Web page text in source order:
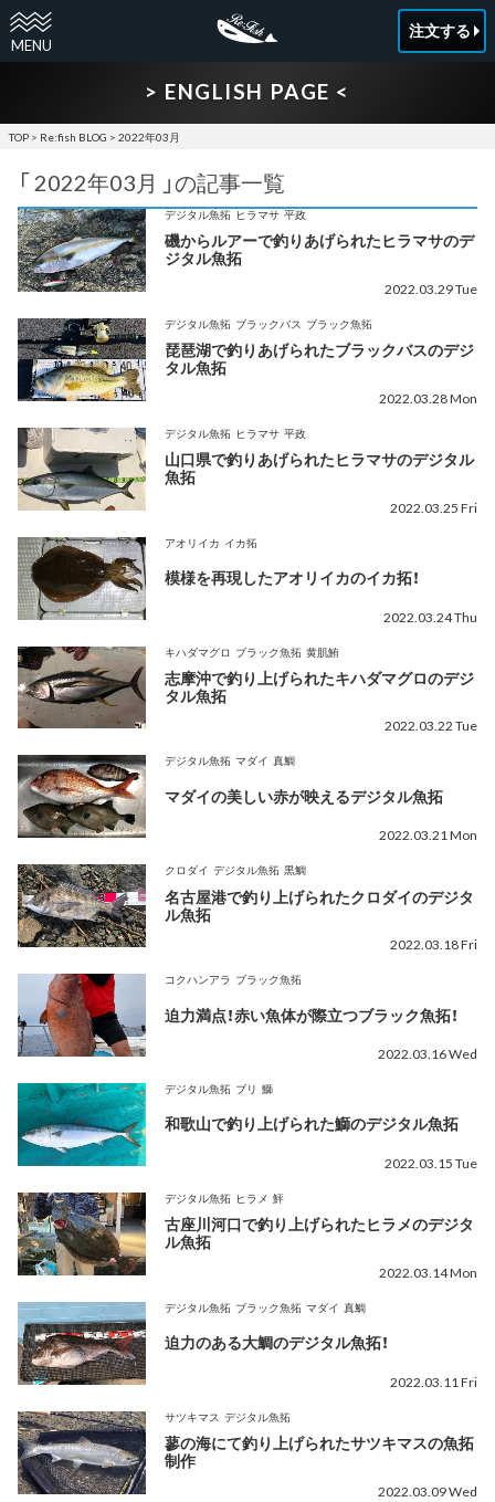
注文する
> ENGLISH PAGE <
TOP > Re:fish BLOG > 2022年03月
「 2022年03月 」の記事一覧
デジタル魚拓 ヒラマサ 平政
磯からルアーで釣りあげられたヒラマサのデ
ジタル魚拓
2022.03.29 Tue
デジタル魚拓 ブラックバス ブラック魚拓
琵琶湖で釣りあげられたブラックバスのデジ
タル魚拓
2022.03.28 Mon
デジタル魚拓 ヒラマサ 平政
山口県で釣りあげられたヒラマサのデジタル
魚拓
2022.03.25 Fri
アオリイカ イカ拓
模様を再現したアオリイカのイカ拓！
2022.03.24 Thu
キハダマグロ ブラック魚拓 黄肌鮪
志摩沖で釣り上げられたキハダマグロのデジ
タル魚拓
2022.03.22 Tue
デジタル魚拓 マダイ 真鯛
マダイの美しい赤が映えるデジタル魚拓
2022.03.21 Mon
クロダイ デジタル魚拓 黒鯛
名古屋港で釣り上げられたクロダイのデジタ
ル魚拓
2022.03.18 Fri
コクハンアラ ブラック魚拓
迫力満点！赤い魚体が際立つブラック魚拓！
2022.03.16 Wed
デジタル魚拓 ブリ 鰤
和歌山で釣り上げられた鰤のデジタル魚拓
2022.03.15 Tue
デジタル魚拓 ヒラメ 鮃
古座川河口で釣り上げられたヒラメのデジタ
ル魚拓
2022.03.14 Mon
デジタル魚拓 ブラック魚拓 マダイ 真鯛
迫力のある大鯛のデジタル魚拓！
2022.03.11 Fri
サツキマス デジタル魚拓
蓼の海にて釣り上げられたサツキマスの魚拓
制作
2022.03.09 Wed